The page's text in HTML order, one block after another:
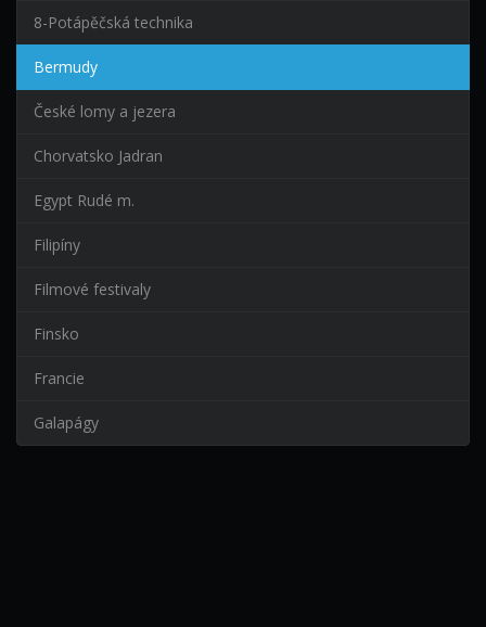
8-Potápěčská technika
Bermudy
České lomy a jezera
Chorvatsko Jadran
Egypt Rudé m.
Filipíny
Filmové festivaly
Finsko
Francie
Galapágy